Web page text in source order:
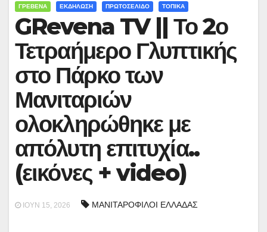
ΓΡΕΒΕΝΑ ΕΚΔΗΛΩΣΗ ΠΡΩΤΟΣΕΛΙΔΟ ΤΟΠΙΚΑ
GRevena TV || Το 2ο
Τετραήμερο Γλυπτικής
στο Πάρκο των
Μανιταριών
ολοκληρώθηκε με
απόλυτη επιτυχία..
(εικόνες + video)
ΙΟΎΝ 15, 2026 ΜΑΝΙΤΑΡΟΦΙΛΟΙ ΕΛΛΑΔΑΣ